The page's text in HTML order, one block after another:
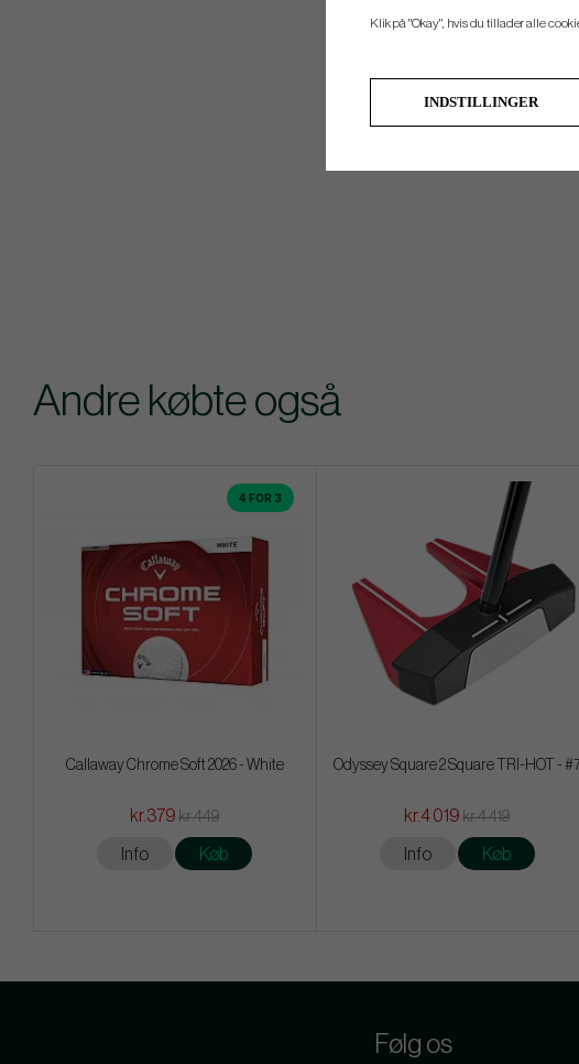
Andre købte også
4 FOR 3
Callaway Chrome Soft 2026 - White
kr.379 kr.449
Info Køb
Odyssey Square 2 Square TRI-HOT -
kr.4 019 kr.4 419
Info Køb
Følg os
Klik på "Okay", hvis du tillader alle
INDSTILLINGER